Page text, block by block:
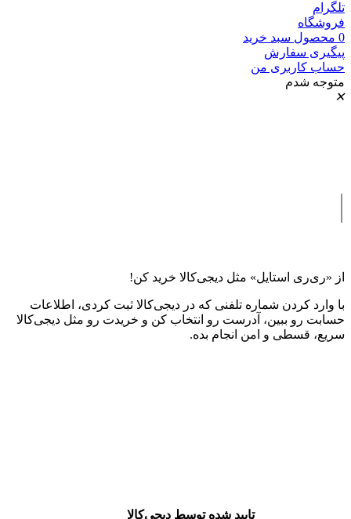
تلگرام
فروشگاه
0 محصول سبد خرید
پیگیری سفارش
حساب کاربری من
متوجه شدم
✕
|
از «ری‌ری استایل» مثل دیجی‌کالا خرید کن!
با وارد کردن شماره تلفنی که در دیجی‌کالا ثبت کردی، اطلاعات
حسابت رو ببین، آدرست رو انتخاب کن و خریدت رو مثل دیجی‌کالا
سریع، قسطی و امن انجام بده.
تایید شده توسط دیجی‌کالا